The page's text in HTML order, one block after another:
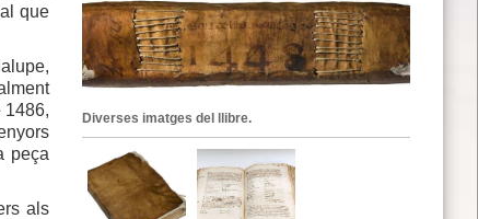
Diverses imatges del llibre.
que
1486,
peça
als